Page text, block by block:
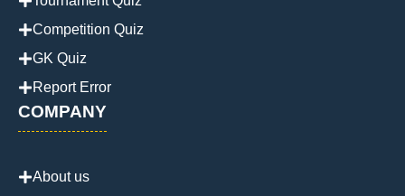
Competition Quiz
GK Quiz
Report Error
COMPANY
About us